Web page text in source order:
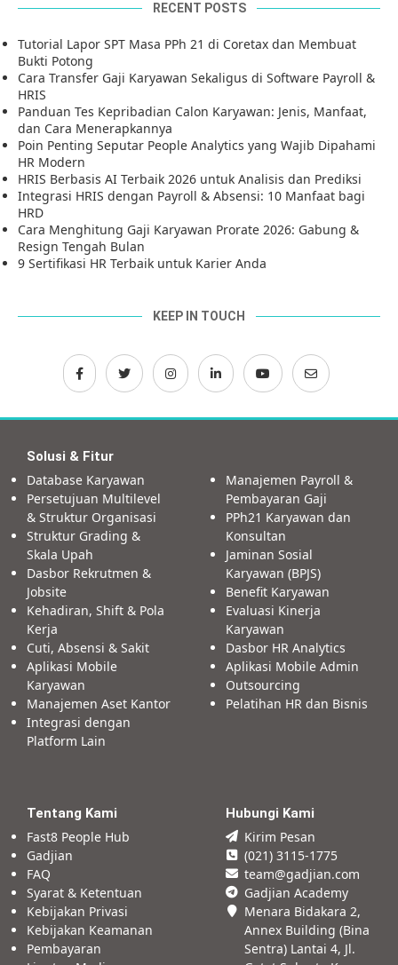
RECENT POSTS
Tutorial Lapor SPT Masa PPh 21 di Coretax dan Membuat
Bukti Potong
Cara Transfer Gaji Karyawan Sekaligus di Software Payroll &
HRIS
Panduan Tes Kepribadian Calon Karyawan: Jenis, Manfaat,
dan Cara Menerapkannya
Poin Penting Seputar People Analytics yang Wajib Dipahami
HR Modern
HRIS Berbasis AI Terbaik 2026 untuk Analisis dan Prediksi
Integrasi HRIS dengan Payroll & Absensi: 10 Manfaat bagi
HRD
Cara Menghitung Gaji Karyawan Prorate 2026: Gabung &
Resign Tengah Bulan
9 Sertifikasi HR Terbaik untuk Karier Anda
KEEP IN TOUCH
Solusi & Fitur
Database Karyawan
Persetujuan Multilevel
& Struktur Organisasi
Struktur Grading &
Skala Upah
Dasbor Rekrutmen &
Jobsite
Kehadiran, Shift & Pola
Kerja
Cuti, Absensi & Sakit
Aplikasi Mobile
Karyawan
Manajemen Aset Kantor
Integrasi dengan
Platform Lain
Manajemen Payroll &
Pembayaran Gaji
PPh21 Karyawan dan
Konsultan
Jaminan Sosial
Karyawan (BPJS)
Benefit Karyawan
Evaluasi Kinerja
Karyawan
Dasbor HR Analytics
Aplikasi Mobile Admin
Outsourcing
Pelatihan HR dan Bisnis
Tentang Kami
Fast8 People Hub
Gadjian
FAQ
Syarat & Ketentuan
Kebijakan Privasi
Kebijakan Keamanan
Pembayaran
Hubungi Kami
Kirim Pesan
(021) 3115-1775
team@gadjian.com
Gadjian Academy
Menara Bidakara 2,
Annex Building (Bina
Sentra) Lantai 4, Jl.